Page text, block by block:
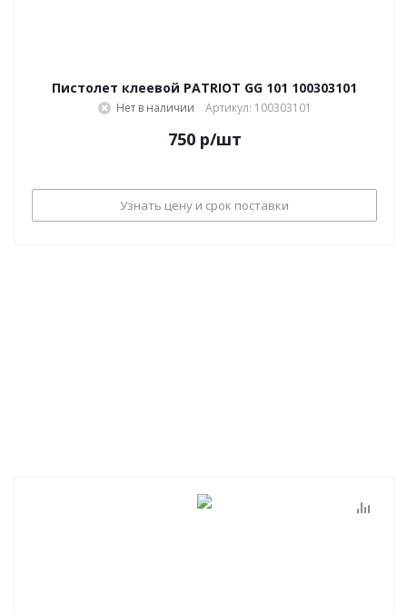
Пистолет клеевой PATRIOT GG 101 100303101
Нет в наличии Артикул: 100303101
750р/шт
Узнать цену и срок поставки